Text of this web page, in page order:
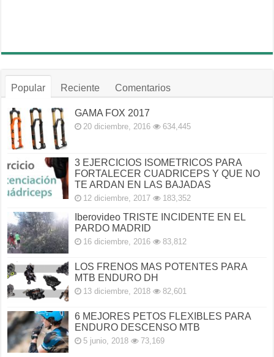
Popular Reciente Comentarios
GAMA FOX 2017
20 diciembre, 2016 634,445
3 EJERCICIOS ISOMETRICOS PARA
FORTALECER CUADRICEPS Y QUE NO
TE ARDAN EN LAS BAJADAS
12 diciembre, 2017 183,352
Iberovideo TRISTE INCIDENTE EN EL
PARDO MADRID
16 diciembre, 2016 83,812
LOS FRENOS MAS POTENTES PARA
MTB ENDURO DH
13 diciembre, 2018 82,601
6 MEJORES PETOS FLEXIBLES PARA
ENDURO DESCENSO MTB
5 junio, 2018 73,169